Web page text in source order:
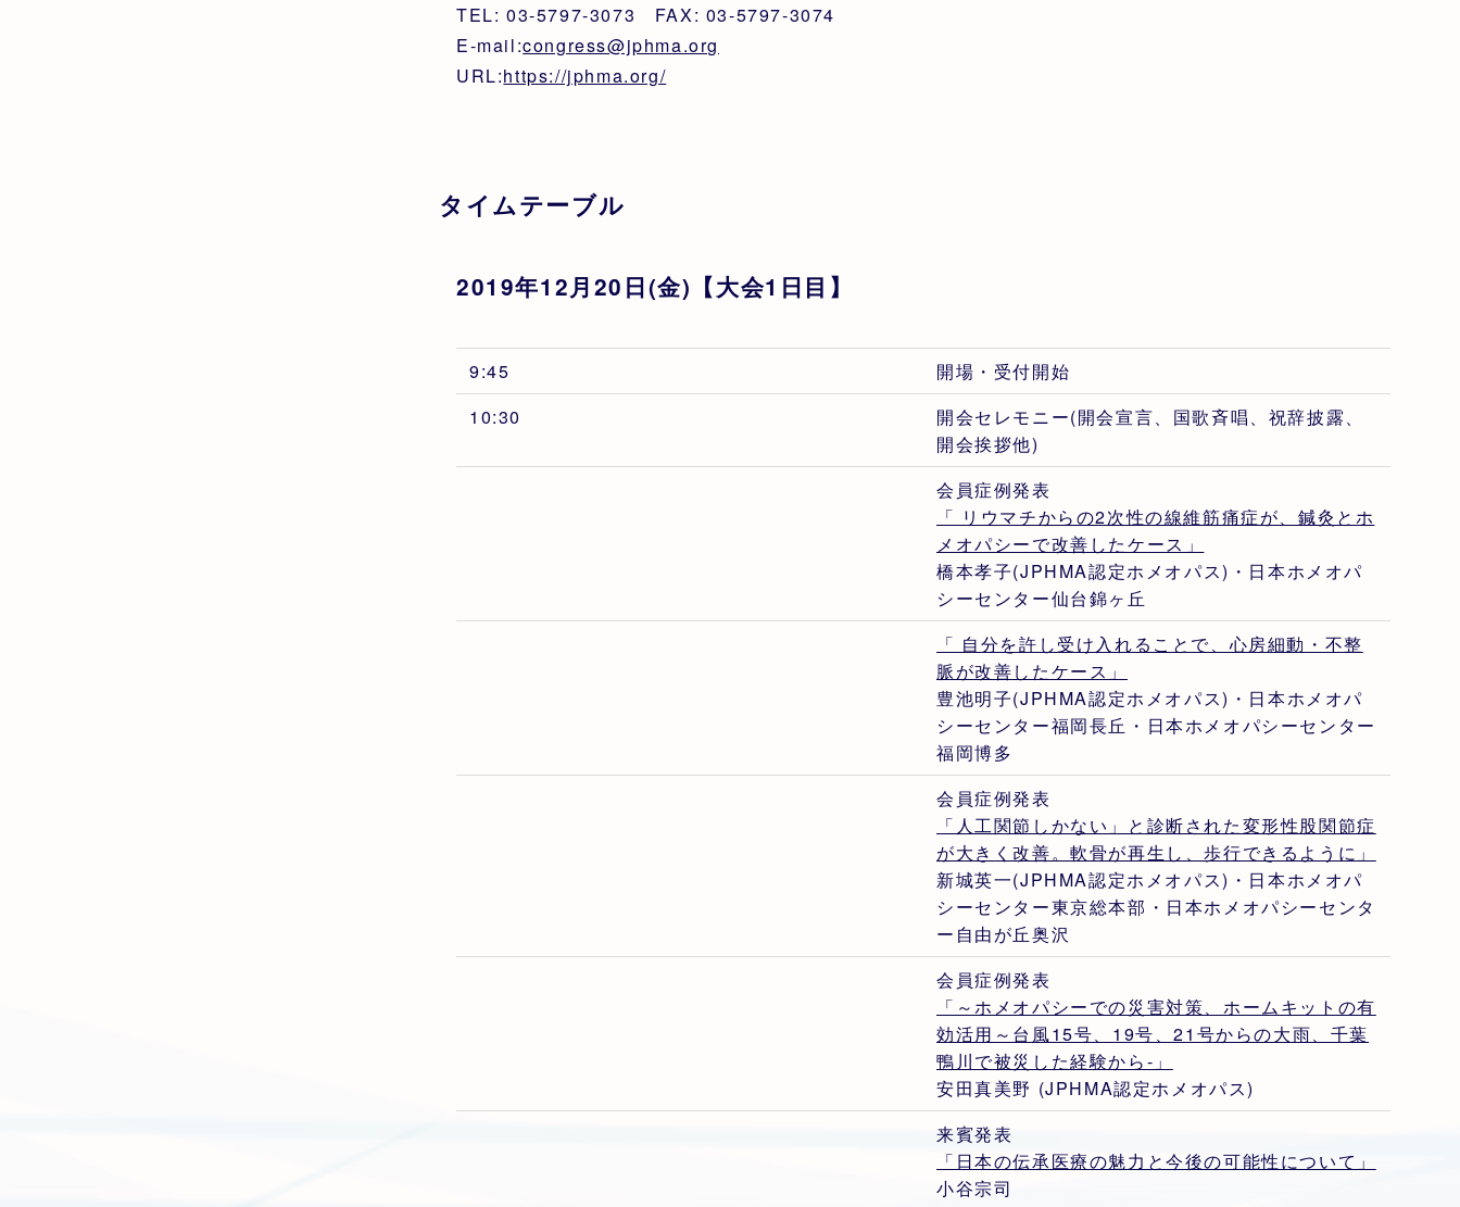
TEL: 03-5797-3073 FAX: 03-5797-3074
E-mail:congress@jphma.org
URL:https://jphma.org/
タイムテーブル
2019年12月20日(金)【大会1日目】
9:45
開場・受付開始
10:30
開会セレモニー(開会宣言、国歌斉唱、祝辞披露、
開会挨拶他)
会員症例発表
「 リウマチからの2次性の線維筋痛症が、鍼灸とホ
メオパシーで改善したケース」
橋本孝子(JPHMA認定ホメオパス)・日本ホメオパ
シーセンター仙台錦ヶ丘
「 自分を許し受け入れることで、心房細動・不整
脈が改善したケース」
豊池明子(JPHMA認定ホメオパス)・日本ホメオパ
シーセンター福岡長丘・日本ホメオパシーセンター
福岡博多
会員症例発表
「人工関節しかない」と診断された変形性股関節症
が大きく改善。軟骨が再生し、歩行できるように」
新城英一(JPHMA認定ホメオパス)・日本ホメオパ
シーセンター東京総本部・日本ホメオパシーセンタ
ー自由が丘奥沢
会員症例発表
「～ホメオパシーでの災害対策、ホームキットの有
効活用～台風15号、19号、21号からの大雨、千葉
鴨川で被災した経験から-」
安田真美野 (JPHMA認定ホメオパス)
来賓発表
「日本の伝承医療の魅力と今後の可能性について」
小谷宗司